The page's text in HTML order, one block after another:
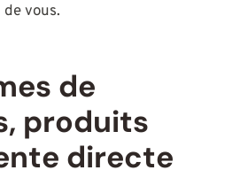
vous.
de
produits
directe